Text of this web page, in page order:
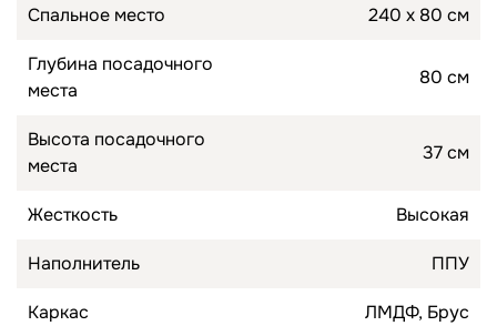
Спальное место 240 х 80 см
Глубина посадочного
места
80 см
Высота посадочного
места
37 см
Жесткость Высокая
Наполнитель ППУ
Каркас ЛМДФ, Брус
Товары для сна
Подушки
Топперы